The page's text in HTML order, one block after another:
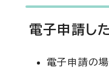
電子申請し
電子申請の場